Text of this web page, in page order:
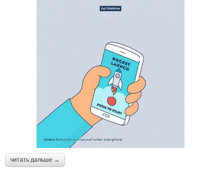
читать дальше →